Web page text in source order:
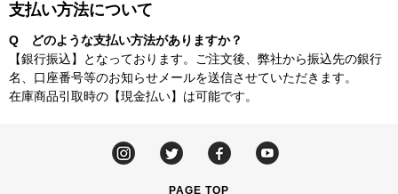
支払い方法について
Q どのような支払い方法がありますか？
【銀行振込】となっております。ご注文後、弊社から振込先の銀行
名、口座番号等のお知らせメールを送信させていただきます。
在庫商品引取時の【現金払い】は可能です。
PAGE TOP